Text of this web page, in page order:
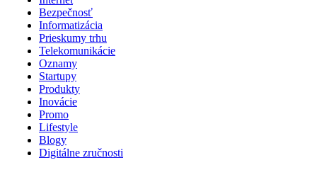
Bezpečnosť
Informatizácia
Prieskumy trhu
Telekomunikácie
Oznamy
Startupy
Produkty
Inovácie
Promo
Lifestyle
Blogy
Digitálne zručnosti